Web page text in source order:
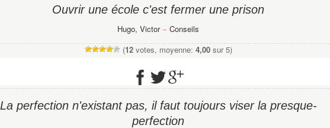
Ouvrir une école c'est fermer une prison
Hugo, Victor− Conseils
(12votes, moyenne: 4,00sur 5)
La perfection n'existant pas, il faut toujours viser la presque-
perfection